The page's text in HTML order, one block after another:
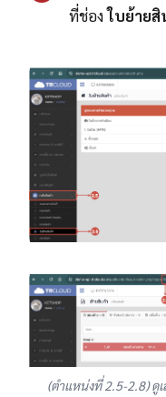
ที่ช่องใบย้ายสิ
(ตำแหน่งที่ 2.5-2.8) ดูเ